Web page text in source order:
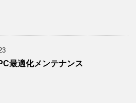
最適化メンテナンス